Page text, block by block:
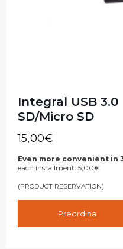
Integral USB
SD/Micro SD
15,00€
Even more convenient in
each installment: 5,00€
(PRODUCT RESERVATION)
Preordina